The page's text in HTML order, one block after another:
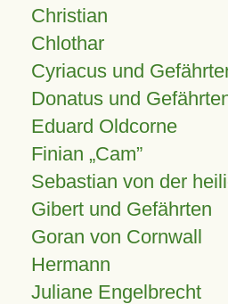
Christian
Chlothar
Cyriacus und
Donatus und
Eduard Oldcorne
Finian Cam
Sebastian von der
Gibert und Gefährten
Goran von Cornwall
Hermann
Juliane Engelbrecht